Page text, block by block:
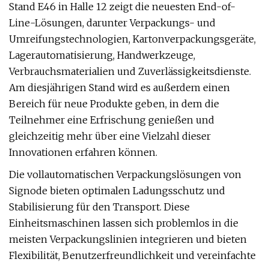
Stand E46 in Halle 12 zeigt die neuesten End-of-
Line-Lösungen, darunter Verpackungs- und
Umreifungstechnologien, Kartonverpackungsgeräte,
Lagerautomatisierung, Handwerkzeuge,
Verbrauchsmaterialien und Zuverlässigkeitsdienste.
Am diesjährigen Stand wird es außerdem einen
Bereich für neue Produkte geben, in dem die
Teilnehmer eine Erfrischung genießen und
gleichzeitig mehr über eine Vielzahl dieser
Innovationen erfahren können.
Die vollautomatischen Verpackungslösungen von
Signode bieten optimalen Ladungsschutz und
Stabilisierung für den Transport. Diese
Einheitsmaschinen lassen sich problemlos in die
meisten Verpackungslinien integrieren und bieten
Flexibilität, Benutzerfreundlichkeit und vereinfachte